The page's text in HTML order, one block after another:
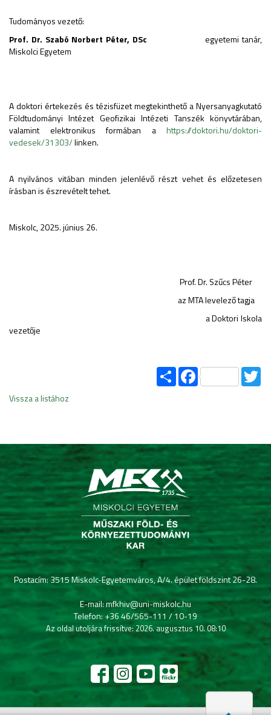
Tudományos vezető:
Prof. Dr. Szabó Norbert Péter, DSc egyetemi tanár,
Miskolci Egyetem
A doktori értekezés és tézisfüzet megtekinthető a Nyersanyagkutató
Földtudományi Intézet Geofizikai Intézeti Tanszék könyvtárában,
valamint elektronikus formában a https://doktori.hu/doktori-
vedesek/31303/linken.
A nyilvános vitában minden jelenlévő részt vehet és előzetesen
írásban is észrevételt tehet.
Miskolc, 2025. június 26.
Prof. Dr. Szűcs Péter
az MTA levelező tagja
a Doktori Iskola
vezetője
ShareFacebook
Vissza a listához
Postacím: 3515 Miskolc-Egyetemváros, A/4. épület földszint 26-28.
E-mail: mfkhiv@uni-miskolc.hu
Telefon: +36 46/565-111 / 10-19
Az oldal utoljára frissítve: 2026. augusztus 10. 08:10